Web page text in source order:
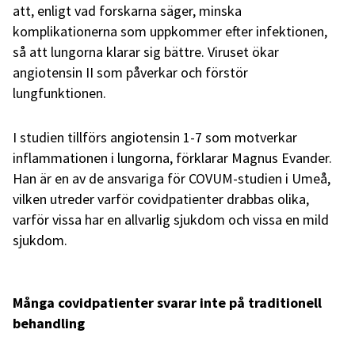
att, enligt vad forskarna säger, minska
komplikationerna som uppkommer efter infektionen,
så att lungorna klarar sig bättre. Viruset ökar
angiotensin II som påverkar och förstör
lungfunktionen.
I studien tillförs angiotensin 1-7 som motverkar
inflammationen i lungorna, förklarar Magnus Evander.
Han är en av de ansvariga för COVUM-studien i Umeå,
vilken utreder varför covidpatienter drabbas olika,
varför vissa har en allvarlig sjukdom och vissa en mild
sjukdom.
Många covidpatienter svarar inte på traditionell
behandling